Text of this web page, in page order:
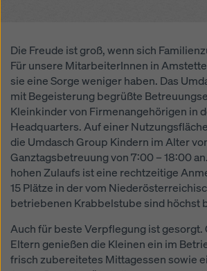
Die Freude ist groß, wenn sich
Für unsere MitarbeiterInnen in
sie eine Sorge weniger haben. Das
mit Begeisterung begrüßte
Kleinkinder von Firmenangehörigen in
Headquarters. Auf einer
die Umdasch Group Kindern im Alter
Ganztagsbetreuung von 7:00 – 18:00
hohen Zulaufs ist eine rechtzeitige
15 Plätze in der vom
betriebenen Krabbelstube sind höchst
Auch für beste Verpflegung ist gesorgt.
Eltern genießen die Kleinen ein im
frisch zubereitetes Mittagessen sowie
Cookies ablehnen, indem Sie auf
oder IhreCookie Einstellungen
auf Cookie Einstellungen am Ende
klicken und die entsprechenden
verwenden. Sie können Ihre
grundlos mit Wirkung für die Zukunft
indem Sie zB aufCookie
dieser Website klicken.
Weitere Informationen zu unseren
in unserer Datenschutzerklärung. Wir
auch die Möglichkeit, Ihre Cookies
(Erweiterte Cookie-Einstellungen).